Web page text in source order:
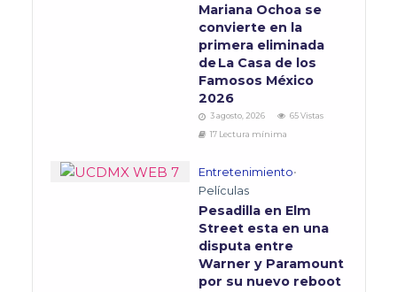
Mariana Ochoa se
convierte en la
primera eliminada
de La Casa de los
Famosos México
2026
3 agosto, 2026
65 Vistas
17 Lectura mínima
Entretenimiento•
Películas
Pesadilla en Elm
Street esta en una
disputa entre
Warner y Paramount
por su nuevo reboot